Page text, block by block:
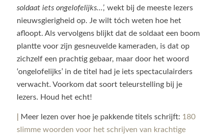
soldaat iets ongelofelijks…’, wekt bij de meeste lezers
nieuwsgierigheid op. Je wilt tóch weten hoe het
afloopt. Als vervolgens blijkt dat de soldaat een boom
plantte voor zijn gesneuvelde kameraden, is dat op
zichzelf een prachtig gebaar, maar door het woord
‘ongelofelijks’ in de titel had je iets spectaculairders
verwacht. Voorkom dat soort teleurstelling bij je
lezers. Houd het echt!
Meer lezen over hoe je pakkende titels schrijft: 180
slimme woorden voor het schrijven van krachtige